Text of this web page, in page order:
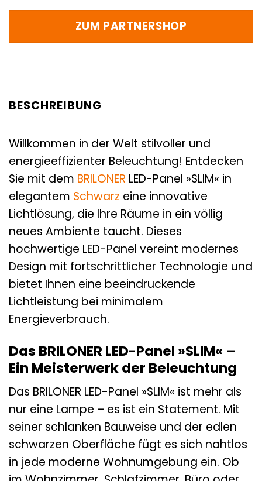
ZUM PARTNERSHOP
BESCHREIBUNG
Willkommen in der Welt stilvoller und
energieeffizienter Beleuchtung! Entdecken
Sie mit dem BRILONER LED-Panel »SLIM« in
elegantem Schwarz eine innovative
Lichtlösung, die Ihre Räume in ein völlig
neues Ambiente taucht. Dieses
hochwertige LED-Panel vereint modernes
Design mit fortschrittlicher Technologie und
bietet Ihnen eine beeindruckende
Lichtleistung bei minimalem
Energieverbrauch.
Das BRILONER LED-Panel »SLIM« –
Ein Meisterwerk der Beleuchtung
Das BRILONER LED-Panel »SLIM« ist mehr als
nur eine Lampe – es ist ein Statement. Mit
seiner schlanken Bauweise und der edlen
schwarzen Oberfläche fügt es sich nahtlos
in jede moderne Wohnumgebung ein. Ob